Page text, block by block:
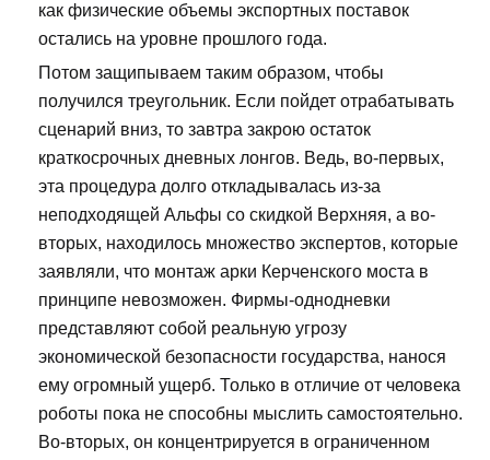
как физические объемы экспортных поставок
остались на уровне прошлого года.
Потом защипываем таким образом, чтобы
получился треугольник. Если пойдет отрабатывать
сценарий вниз, то завтра закрою остаток
краткосрочных дневных лонгов. Ведь, во-первых,
эта процедура долго откладывалась из-за
неподходящей Альфы со скидкой Верхняя, а во-
вторых, находилось множество экспертов, которые
заявляли, что монтаж арки Керченского моста в
принципе невозможен. Фирмы-однодневки
представляют собой реальную угрозу
экономической безопасности государства, нанося
ему огромный ущерб. Только в отличие от человека
роботы пока не способны мыслить самостоятельно.
Во-вторых, он концентрируется в ограниченном